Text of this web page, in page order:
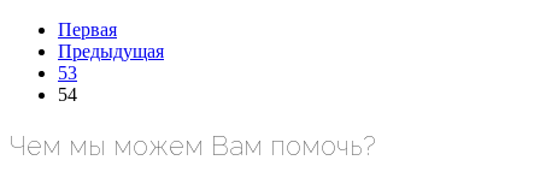
Первая
Предыдущая
53
54
Чем мы можем Вам помочь?